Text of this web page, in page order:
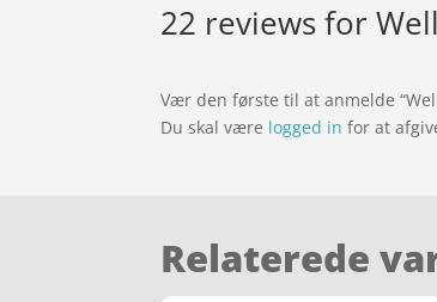
22 reviews for
Vær den første til at anmelde
Du skal være logged in for at
Relaterede